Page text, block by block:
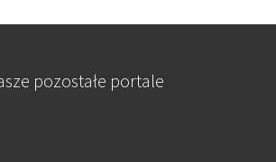
się na podstawie
pozostałe portale